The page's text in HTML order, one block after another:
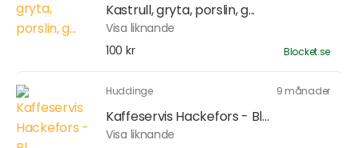
Kastrull, gryta, porslin, g...
Visa liknande
100 kr
Blocket.se
Huddinge 9 månader
Kaffeservis Hackefors - Bl...
Visa liknande